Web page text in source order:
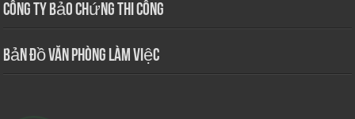
Công ty bảo chứng thi công
Bản Đồ Văn Phòng Làm Việc